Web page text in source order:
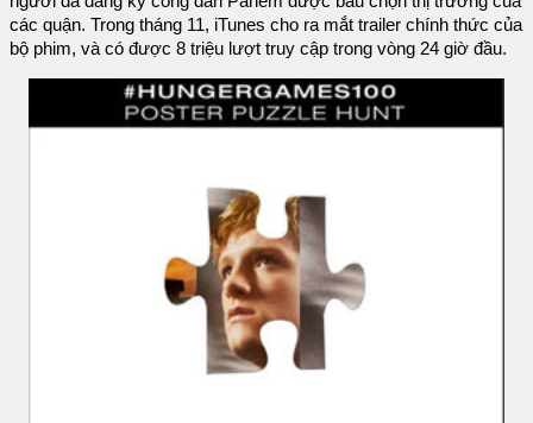
các quận. Trong tháng 11, iTunes cho ra mắt trailer chính thức của
bộ phim, và có được 8 triệu lượt truy cập trong vòng 24 giờ đầu.